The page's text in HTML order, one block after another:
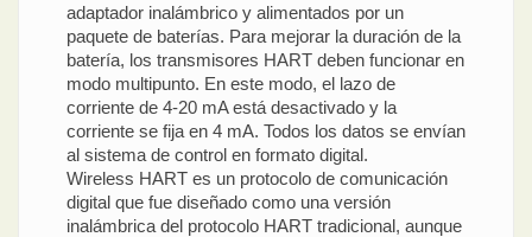
adaptador inalámbrico y alimentados por un
paquete de baterías. Para mejorar la duración de la
batería, los transmisores HART deben funcionar en
modo multipunto. En este modo, el lazo de
corriente de 4-20 mA está desactivado y la
corriente se fija en 4 mA. Todos los datos se envían
al sistema de control en formato digital.
Wireless HART es un protocolo de comunicación
digital que fue diseñado como una versión
inalámbrica del protocolo HART tradicional, aunque